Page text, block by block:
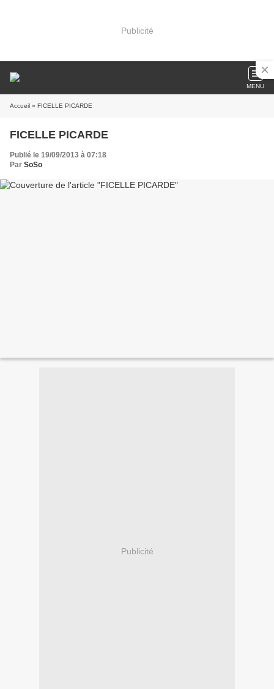
Publicité
MENU
Accueil » FICELLE PICARDE
FICELLE PICARDE
Publié le 19/09/2013 à 07:18
Par SoSo
Publicité